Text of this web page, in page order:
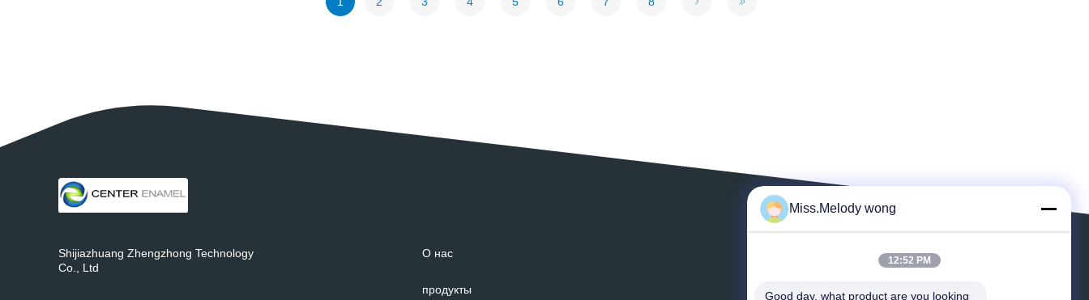
Shijiazhuang Zhengzhong Technology
Co., Ltd
О нас
продукты
ВЫЙДИТЕ СООБЩЕНИЕ
Miss.Melody wong
12:52 PM
Good day, what product are you looking